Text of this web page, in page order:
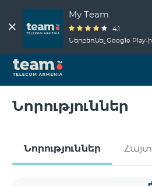
My Team
4.1
Ներբեռնել Google Play-
Նորություններ
Նորություններ